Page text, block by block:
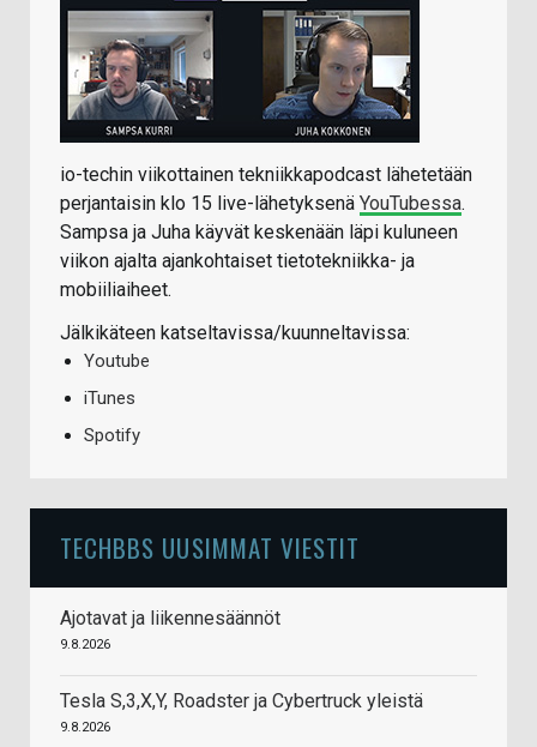
io-techin viikottainen tekniikkapodcast lähetetään
perjantaisin klo 15 live-lähetyksenä YouTubessa.
Sampsa ja Juha käyvät keskenään läpi kuluneen
viikon ajalta ajankohtaiset tietotekniikka- ja
mobiiliaiheet.
Jälkikäteen katseltavissa/kuunneltavissa:
Youtube
iTunes
Spotify
TECHBBS UUSIMMAT VIESTIT
Ajotavat ja liikennesäännöt
9.8.2026
Tesla S,3,X,Y, Roadster ja Cybertruck yleistä
9.8.2026